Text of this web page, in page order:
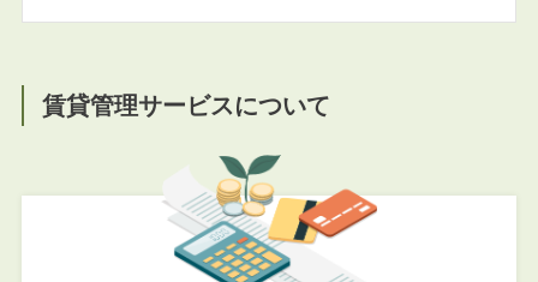
賃貸管理サービスについて